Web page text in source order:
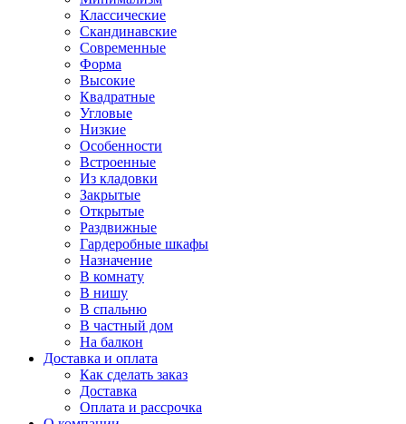
Классические
Скандинавские
Современные
Форма
Высокие
Квадратные
Угловые
Низкие
Особенности
Встроенные
Из кладовки
Закрытые
Открытые
Раздвижные
Гардеробные шкафы
Назначение
В комнату
В нишу
В спальню
В частный дом
На балкон
Доставка и оплата
Как сделать заказ
Доставка
Оплата и рассрочка